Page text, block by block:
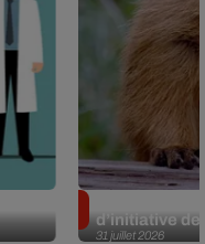
31 juillet 2026
d’initiative